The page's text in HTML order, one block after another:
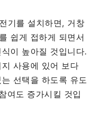
기를 설치하면, 거창
쉽게 접하게 되면서
이 높아질 것입니다.
사용에 있어 보다
선택을 하도록 유도
여도 증가시킬 것입